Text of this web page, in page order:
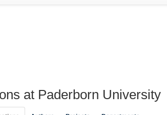
at Paderborn University